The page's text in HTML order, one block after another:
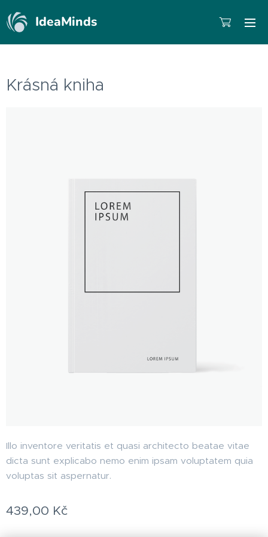
IdeaMinds
Krásná kniha
Illo inventore veritatis et quasi architecto beatae vitae
dicta sunt explicabo nemo enim ipsam voluptatem quia
voluptas sit aspernatur.
439,00 Kč